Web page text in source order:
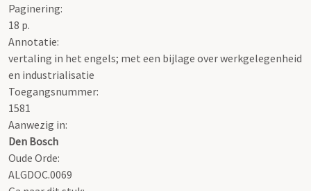
Paginering:
18 p.
Annotatie:
vertaling in het engels; met een bijlage over werkgelegenheid
en industrialisatie
Toegangsnummer:
1581
Aanwezig in:
Den Bosch
Oude Orde:
ALGDOC.0069